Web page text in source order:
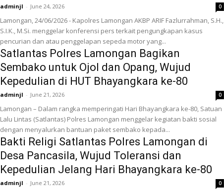
adminjl - June 24, 2026 0
Lamongan, 24/06/2026 - Kapolres Lamongan AKBP ARIF Fazlurrahman, S.H.,
S.I.K., M.Si. menggelar konferensi pers terkait pengungkapan kasus
pencurian dan atau penggelapan sepeda motor yang...
Satlantas Polres Lamongan Bagikan
Sembako untuk Ojol dan Opang, Wujud
Kepedulian di HUT Bhayangkara ke-80
adminjl - June 21, 2026 0
Lamongan – Dalam rangka memperingati Hari Bhayangkara ke-80, Satuan
Lalu Lintas (Satlantas) Polres Lamongan menggelar kegiatan bakti sosial
dengan menyalurkan bantuan paket sembako kepada...
Bakti Religi Satlantas Polres Lamongan di
Desa Pancasila, Wujud Toleransi dan
Kepedulian Jelang Hari Bhayangkara ke-80
adminjl - June 21, 2026 0